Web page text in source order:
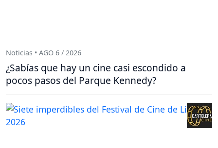
Noticias • AGO 6 / 2026
¿Sabías que hay un cine casi escondido a
pocos pasos del Parque Kennedy?